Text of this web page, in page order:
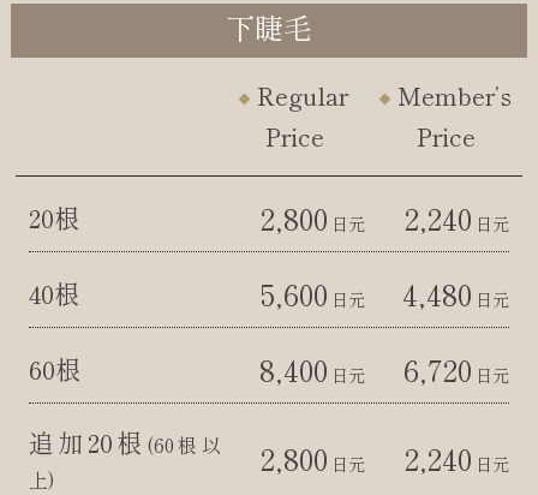
下睫毛
Regular
Price
Member’s
Price
20根 2,800 日元 2,240 日元
40根 5,600 日元 4,480 日元
60根 8,400 日元 6,720 日元
追加20根 (60根以
上)
2,800 日元 2,240 日元